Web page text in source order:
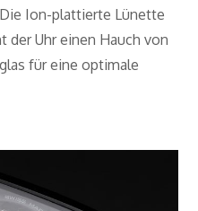
Ion-plattierte Lünette
der Uhr einen Hauch von
für eine optimale